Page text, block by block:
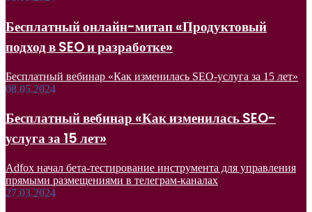
Бесплатный онлайн-митап «Продуктовый
подход в SEO и разработке»
Бесплатный вебинар «Как изменилась SEO-услуга за 15 лет»
08.05.2024
Бесплатный вебинар «Как изменилась SEO-
услуга за 15 лет»
Adfox начал бета-тестирование инструмента для управления
прямыми размещениями в телеграм-каналах
27.03.2024